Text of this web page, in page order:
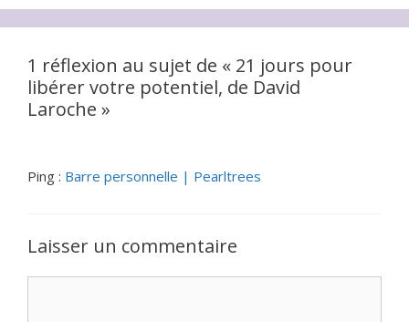
1 réflexion au sujet de « 21 jours pour
libérer votre potentiel, de David
Laroche »
Ping : Barre personnelle | Pearltrees
Laisser un commentaire